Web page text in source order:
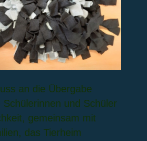
an die Übergabe
Schülerinnen und Schüler
gemeinsam mit
das Tierheim